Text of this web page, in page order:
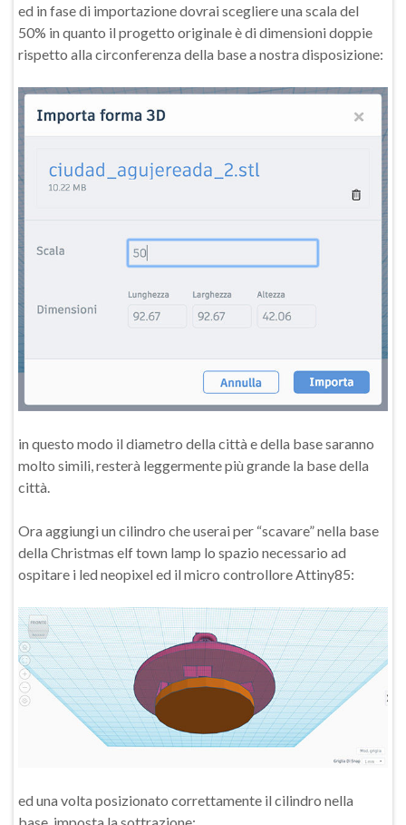
ed in fase di importazione dovrai scegliere una scala del
50% in quanto il progetto originale è di dimensioni doppie
rispetto alla circonferenza della base a nostra disposizione:
in questo modo il diametro della città e della base saranno
molto simili, resterà leggermente più grande la base della
città.
Ora aggiungi un cilindro che userai per “scavare” nella base
della Christmas elf town lamp lo spazio necessario ad
ospitare i led neopixel ed il micro controllore Attiny85:
ed una volta posizionato correttamente il cilindro nella